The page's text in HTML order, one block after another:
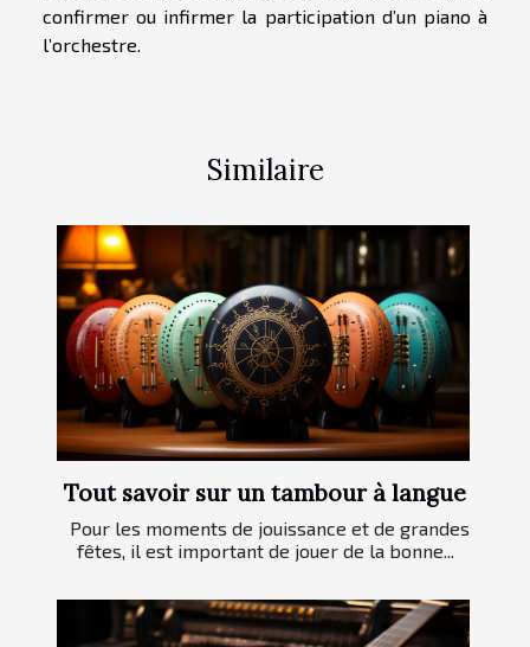
confirmer ou infirmer la participation d’un piano à
l’orchestre.
Similaire
Tout savoir sur un tambour à langue
Pour les moments de jouissance et de grandes
fêtes, il est important de jouer de la bonne...